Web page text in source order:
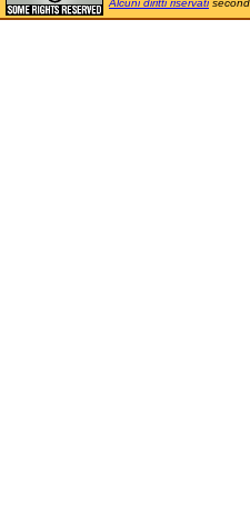
Alcuni diritti riservati